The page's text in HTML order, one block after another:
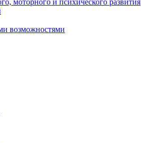
моторного и психического развития
возможностями